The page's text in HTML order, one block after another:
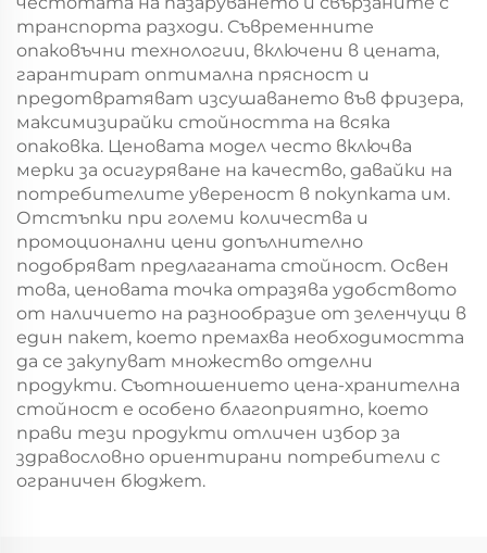
транспорта разходи. Съвременните
опаковъчни технологии, включени в цената,
гарантират оптимална прясност и
предотвратяват изсушаването във фризера,
максимизирайки стойността на всяка
опаковка. Ценовата модел често включва
мерки за осигуряване на качество, давайки на
потребителите увереност в покупката им.
Отстъпки при големи количества и
промоционални цени допълнително
подобряват предлаганата стойност. Освен
това, ценовата точка отразява удобството
от наличието на разнообразие от зеленчуци в
един пакет, което премахва необходимостта
да се закупуват множество отделни
продукти. Съотношението цена-хранителна
стойност е особено благоприятно, което
прави тези продукти отличен избор за
здравословно ориентирани потребители с
ограничен бюджет.